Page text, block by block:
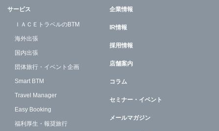
サービス
ＩＡＣＥトラベルのBTM
海外出張
国内出張
団体旅行・イベント企画
Smart BTM
Travel Manager
Easy Booking
福利厚生・報奨旅行
企業情報
IR情報
採用情報
店舗案内
コラム
セミナー・イベント
メールマガジン